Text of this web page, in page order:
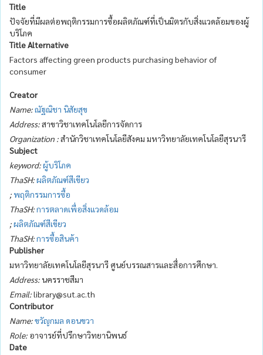
Title
ปัจจัยที่มีผลต่อพฤติกรรมการซื้อผลิตภัณฑ์ที่เป็นมิตรกับสิ่งแวดล้อมของผู้
บริโภค
Title Alternative
Factors affecting green products purchasing behavior of
consumer
Creator
Name:ณัฐณิชา นิสัยสุข
Address:สาขาวิชาเทคโนโลยีการจัดการ
Organization :สำนักวิชาเทคโนโลยีสังคม มหาวิทยาลัยเทคโนโลยีสุรนารี
Subject
keyword:ผู้บริโภค
ThaSH:ผลิตภัณฑ์สีเขียว
;พฤติกรรมการซื้อ
ThaSH:การตลาดเพื่อสิ่งแวดล้อม
;ผลิตภัณฑ์สีเขียว
ThaSH:การซื้อสินค้า
Publisher
มหาวิทยาลัยเทคโนโลยีสุรนารี ศูนย์บรรณสารและสื่อการศึกษา.
Address:นครราชสีมา
Email:library@sut.ac.th
Contributor
Name:ขวัญกมล ดอนขวา
Role: อาจารย์ที่ปรึกษาวิทยานิพนธ์
Date